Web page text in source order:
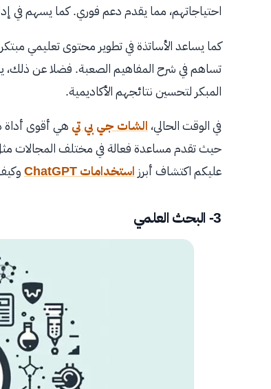
احتياجاتهم، مما يقدم دعم فوري. كما يسهم في
كما يساعد الأساتذة في تطوير محتوى تعليمي
تساهم في شرح المفاهيم الصعبة. فضلا عن ذلك،
المبكر لتحسين نتائجهم الأكاديمية.
في الوقت الحالي،الشات جي بي تي هي أقوى أداة
حيث تقدم مساعدة فعالة في مختلف المجالات مثل
عليكم اكتشاف أبرزاستخدامات ChatGPT
3- البحث العلمي